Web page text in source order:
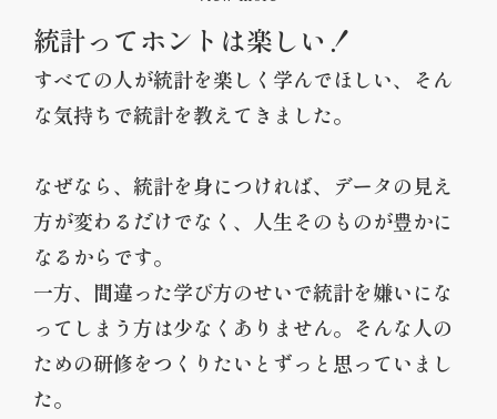
2000年に米国エール大学で生物統計学の博士号を取得後、テ
ネシー州ヴァンダ―ビルト大学で講師准教授を経て、2013年
より大阪大学医学部臨床統計疫学寄附講座教授。2016年より
現職。ヴァンダービルト在籍中は医師研究者の育成を目的と
ンティストの育成に携わる。
著書に「今日から使える医療統計（医学書院）」「みんなの
医療統計（講談社）」「あなたの臨床研究応援します（羊土
社）」がある。日本REDCapコンソーシアム代表。 2022年9
月にスタンフォード大学が発表した「世界で最も影響力のあ
る研究者トップ2%」に生涯区分・単年区分両方で選出され
た。YouTubeでも医療統計に関する動画を多数配信し登録者
は1万5千人以上。
統計ってホントは楽しい！
すべての人が統計を楽しく学んでほしい、そん
な気持ちで統計を教えてきました。
なぜなら、統計を身につければ、データの見え
方が変わるだけでなく、人生そのものが豊かに
なるからです。
一方、間違った学び方のせいで統計を嫌いにな
ってしまう方は少なくありません。そんな人の
ための研修をつくりたいとずっと思っていまし
た。